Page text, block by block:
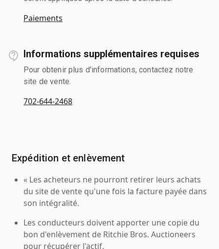
Paiements
Informations supplémentaires requises
Pour obtenir plus d'informations, contactez notre
site de vente.
702-644-2468
Expédition et enlèvement
« Les acheteurs ne pourront retirer leurs achats
du site de vente qu'une fois la facture payée dans
son intégralité.
Les conducteurs doivent apporter une copie du
bon d'enlèvement de Ritchie Bros. Auctioneers
pour récupérer l'actif.